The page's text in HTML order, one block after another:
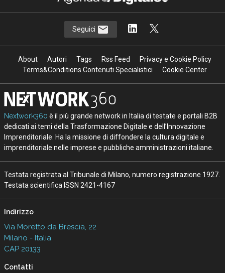
Seguici
About Autori Tags Rss Feed
Privacy e Cookie Policy
Terms&Conditions Contenuti Specialistici
Cookie Center
Nextwork360 è il più grande network in Italia di testate e portali B2B
dedicati ai temi della Trasformazione Digitale e dell’Innovazione
Imprenditoriale. Ha la missione di diffondere la cultura digitale e
imprenditoriale nelle imprese e pubbliche amministrazioni italiane.
Testata registrata al Tribunale di Milano, numero registrazione 1927.
Testata scientifica ISSN 2421-4167
Indirizzo
Via Moretto da Brescia, 22
Milano - Italia
CAP 20133
Contatti